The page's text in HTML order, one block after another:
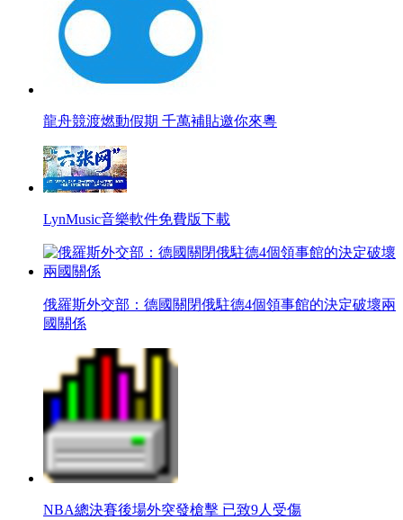
龍舟競渡燃動假期 千萬補貼邀你來粵
LynMusic音樂軟件免費版下載
俄羅斯外交部：德國關閉俄駐德4個領事館的決定破壞兩
國關係
NBA總決賽後場外突發槍擊 已致9人受傷